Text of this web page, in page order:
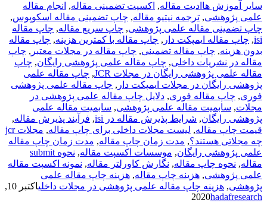
سایر آموزش ها ادیت مقاله, اکسپت تضمینی مقاله, انجام مقاله
علمی پژوهشی, ترجمه نیتیو مقاله, چاپ تضمینی مقاله اسکوپوس,
چاپ تضمینی مقاله علمی پژوهشی, چاپ سریع مقاله, چاپ مقاله
isi
, چاپ مقاله ایمپکت دار , چاپ مقاله با کمترین هزینه, چاپ مقاله
بدون هزینه, چاپ مقاله تضمینی, چاپ مقاله در مجلات معتبر , چاپ
مقاله در نشریات داخلی, چاپ مقاله علمی پژوهشی رایگان, چاپ
مقاله علمی پژوهشی رایگان در مجلات JCR
, چاپ مقاله علمی
پژوهشی رایگان در مجلات ایمپکت دار , چاپ مقاله علمی پژوهشی
فوری, چاپ مقاله فوری, دلایل چاپ مقاله علمی پژوهشی در
مجلات, سابمیت مقاله علمی پژوهشی, سابمیت مقاله علمی
پژوهشی رایگان, شرایط پذیرش مقاله در isi , فرآیند پذیرش مقاله,
قیمت چاپ مقاله, لیست مجلات داخلی برای چاپ مقاله,
مجلات jcr
چه مجلاتی هستند؟, مدت زمان چاپ مقاله, مدت زمان چاپ مقاله
علمی پژوهشی رایگان, موسسات اکسپت مقاله,
نحوه submit
مقاله, نحوه چاپ مقاله, نگارش کاورلتر مقاله, نمونه اکسپت مقاله
علمی پژوهشی, هزینه چاپ مقاله, هزینه چاپ مقاله علمی
پژوهشی, هزینه چاپ مقاله علمی پژوهشی در مجلات داخلی
اکتبر 10,
2020hadafresearch